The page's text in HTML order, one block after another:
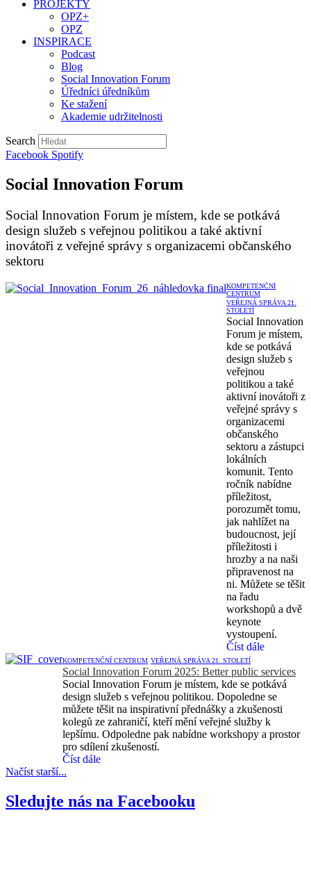
PROJEKTY
OPZ+
OPZ
INSPIRACE
Podcast
Blog
Social Innovation Forum
Úředníci úředníkům
Ke stažení
Akademie udržitelnosti
Search
Facebook Spotify
Social Innovation Forum
Social Innovation Forum je místem, kde se potkává
design služeb s veřejnou politikou a také aktivní
inovátoři z veřejné správy s organizacemi občanského
sektoru
KOMPETENČNÍ
CENTRUM
VEŘEJNÁ SPRÁVA 21.
STOLETÍ
Social Innovation
Forum je místem,
kde se potkává
design služeb s
veřejnou
politikou a také
aktivní inovátoři z
veřejné správy s
organizacemi
občanského
sektoru a zástupci
lokálních
komunit. Tento
ročník nabídne
příležitost,
porozumět tomu,
jak nahlížet na
budoucnost, její
příležitosti i
hrozby a na naši
připravenost na
ni. Můžete se těšit
na řadu
workshopů a dvě
keynote
vystoupení.
Číst dále
KOMPETENČNÍ CENTRUM VEŘEJNÁ SPRÁVA 21. STOLETÍ
Social Innovation Forum 2025: Better public services
Social Innovation Forum je místem, kde se potkává
design služeb s veřejnou politikou. Dopoledne se
můžete těšit na inspirativní přednášky a zkušenosti
kolegů ze zahraničí, kteří mění veřejné služby k
lepšímu. Odpoledne pak nabídne workshopy a prostor
pro sdílení zkušeností.
Číst dále
Načíst starší...
Sledujte nás na Facebooku